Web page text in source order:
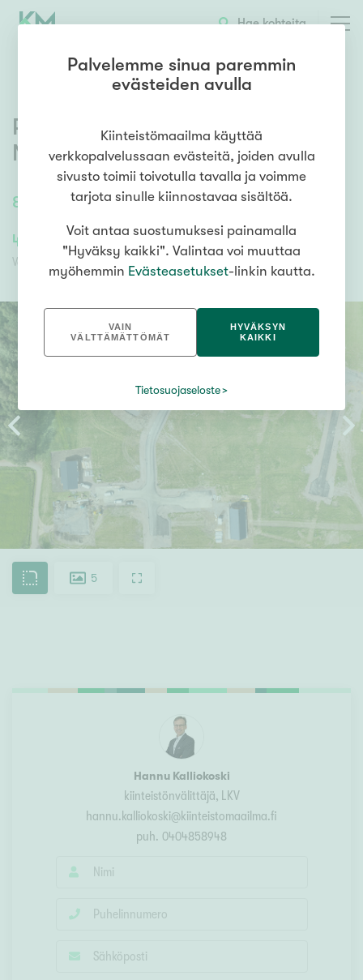
Hae kohteita
805 OKTT
Persiljakuja K 1712,Rajamäki
Nurmijärvi
40 250,00 €
Velaton hinta
40 250,00 €
5
Hannu Kalliokoski
kiinteistönvälittäjä, LKV
hannu.kalliokoski@kiinteistomaailma.fi
puh. 0404858948
Palvelemme sinua paremmin
evästeiden avulla
Kiinteistömaailma käyttää
verkkopalvelussaan evästeitä, joiden avulla
sivusto toimii toivotulla tavalla ja voimme
tarjota sinulle kiinnostavaa sisältöä.
Voit antaa suostumuksesi painamalla
"Hyväksy kaikki". Valintaa voi muuttaa
myöhemmin Evästeasetukset-linkin kautta.
VAIN
VÄLTTÄMÄTTÖMÄT
HYVÄKSYN
KAIKKI
Tietosuojaseloste